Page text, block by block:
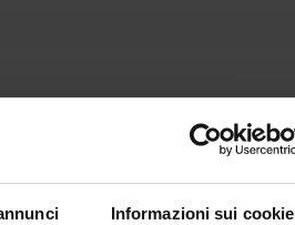
Informazioni sui cookie